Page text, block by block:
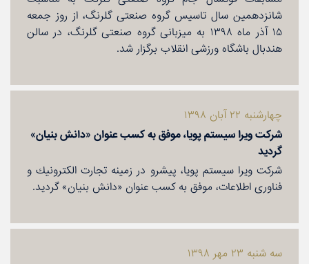
شانزدهمین سال تاسیس گروه صنعتی گلرنگ، از روز جمعه
۱۵ آذر ماه ۱۳۹۸ به میزبانی گروه صنعتی گلرنگ، در سالن
هندبال باشگاه ورزشی انقلاب برگزار شد.
چهارشنبه ۲۲ آبان ۱۳۹۸
شركت ویرا سیستم پویا، موفق به كسب عنوان «دانش بنیان»
گردید
شركت ویرا سیستم پویا، پیشرو در زمینه تجارت الكترونیك و
فناوری اطلاعات، موفق به كسب عنوان «دانش بنیان» گردید.
سه شنبه ۲۳ مهر ۱۳۹۸